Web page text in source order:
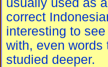
correct
interesting to
with, even words
studied deeper.